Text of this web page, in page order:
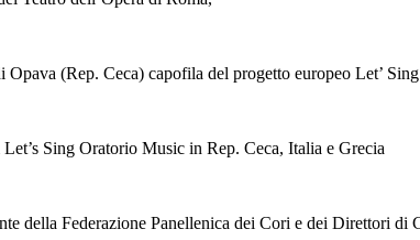
(Rep. Ceca) capofila del progetto europeo Let’
Sing Oratorio Music in Rep. Ceca, Italia e Grecia
della Federazione Panellenica dei Cori e dei Direttori di